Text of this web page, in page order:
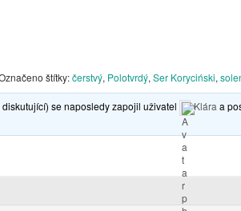
štítky:čerstvý, Polotvrdý, Ser Koryciński,
se naposledy zapojil uživatel Klára a